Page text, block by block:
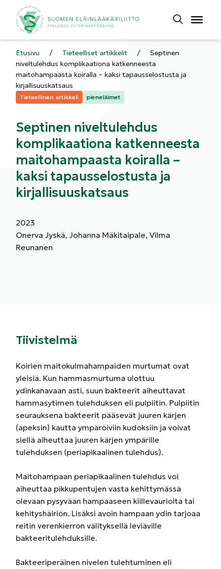
Etusivu / Tieteelliset artikkelit /
Septinen
niveltulehdus komplikaationa katkenneesta
maitohampaasta koiralla – kaksi tapausselostusta ja
kirjallisuuskatsaus
Kategoriat:
Tieteellinen artikkeli pieneläimet
Septinen niveltulehdus
komplikaationa katkenneesta
maitohampaasta koiralla –
kaksi tapausselostusta ja
kirjallisuuskatsaus
2023
Onerva Jyskä, Johanna Mäkitaipale, Vilma
Reunanen
Tiivistelmä
Koirien maitokulmahampaiden murtumat ovat
yleisiä. Kun hammasmurtuma ulottuu
ydinkanavaan asti, suun bakteerit aiheuttavat
hammasytimen tulehduksen eli pulpiitin. Pulpiitin
seurauksena bakteerit pääsevät juuren kärjen
(apeksin) kautta ympäröiviin kudoksiin ja voivat
siellä aiheuttaa juuren kärjen ympärille
tulehduksen (periapikaalinen tulehdus).
Maitohampaan periapikaalinen tulehdus voi
aiheuttaa pikkupentujen vasta kehittymässä
olevaan pysyvään hampaaseen kiillevaurioita tai
kehityshäiriön. Lisäksi avoin hampaan ydin tarjoaa
reitin verenkierron välityksellä leviäville
bakteeritulehduksille.
Bakteeriperäinen nivelen tulehtuminen eli